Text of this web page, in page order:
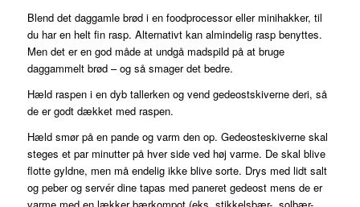
Blend det daggamle brød i en foodprocessor eller minihakker, til
du har en helt fin rasp. Alternativt kan almindelig rasp benyttes.
Men det er en god måde at undgå madspild på at bruge
daggammelt brød – og så smager det bedre.
Hæld raspen i en dyb tallerken og vend gedeostskiverne deri, så
de er godt dækket med raspen.
Hæld smør på en pande og varm den op. Gedeosteskiverne skal
steges et par minutter på hver side ved høj varme. De skal blive
flotte gyldne, men må endelig ikke blive sorte. Drys med lidt salt
og peber og servér dine tapas med paneret gedeost mens de er